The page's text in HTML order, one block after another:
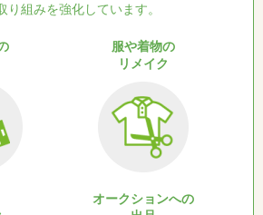
り組みを強化しています。
服や着物の
リメイク
オークションへの